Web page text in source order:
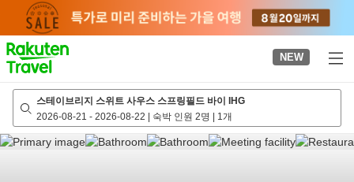
page
NEW
스테이브리지 스위트 사우스 스프링필드 바이 IHG
2026-08-21 - 2026-08-22 | 숙박 인원 2명 | 1개